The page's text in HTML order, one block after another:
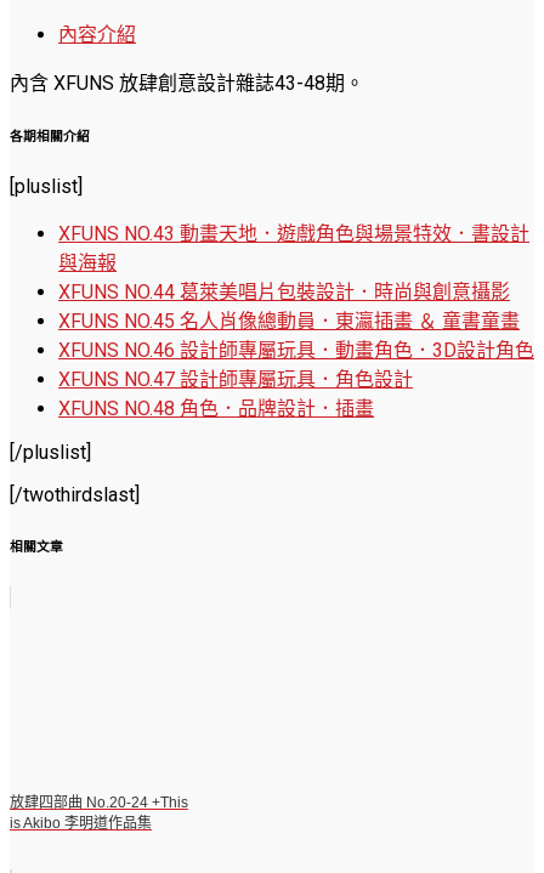
內容介紹
內含 XFUNS 放肆創意設計雜誌43-48期。
各期相關介紹
[pluslist]
XFUNS NO.43 動畫天地．遊戲角色與場景特效．書設計
與海報
XFUNS NO.44 葛萊美唱片包裝設計．時尚與創意攝影
XFUNS NO.45 名人肖像總動員．東瀛插畫 ＆ 童書童畫
XFUNS NO.46 設計師專屬玩具．動畫角色．3D設計角色
XFUNS NO.47 設計師專屬玩具．角色設計
XFUNS NO.48 角色．品牌設計．插畫
[/pluslist]
[/twothirdslast]
相關文章
放肆四部曲 No.20-24 +This
is Akibo 李明道作品集